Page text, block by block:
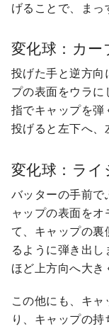
げることで、まっ
変化球：カー
投げた手と逆方向
プの表面をウラに
指でキャップを弾
投げると左下へ、
変化球：ライ
バッターの手前で
ャップの表面を
て、キャップの裏
るように弾き出
ほど上方向へ大き
この他にも、キ
り、キャップの